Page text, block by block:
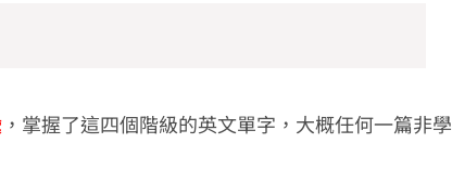
，掌握了這四個階級的英文單字，大概任何一篇非學